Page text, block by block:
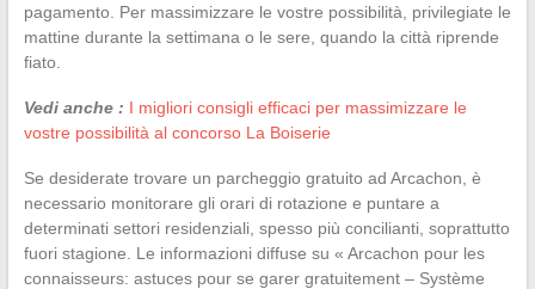
pagamento. Per massimizzare le vostre possibilità, privilegiate le
mattine durante la settimana o le sere, quando la città riprende
fiato.
Vedi anche : I migliori consigli efficaci per massimizzare le
vostre possibilità al concorso La Boiserie
Se desiderate trovare un parcheggio gratuito ad Arcachon, è
necessario monitorare gli orari di rotazione e puntare a
determinati settori residenziali, spesso più concilianti, soprattutto
fuori stagione. Le informazioni diffuse su « Arcachon pour les
connaisseurs: astuces pour se garer gratuitement – Système